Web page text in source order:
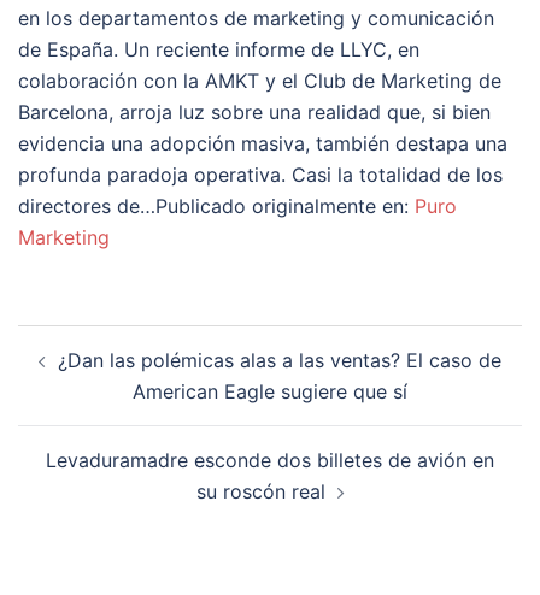
en los departamentos de marketing y comunicación
de España. Un reciente informe de LLYC, en
colaboración con la AMKT y el Club de Marketing de
Barcelona, arroja luz sobre una realidad que, si bien
evidencia una adopción masiva, también destapa una
profunda paradoja operativa. Casi la totalidad de los
directores de…Publicado originalmente en: Puro
Marketing
de
entradas
¿Dan las polémicas alas a las ventas? El caso de
American Eagle sugiere que sí
Levaduramadre esconde dos billetes de avión en
su roscón real